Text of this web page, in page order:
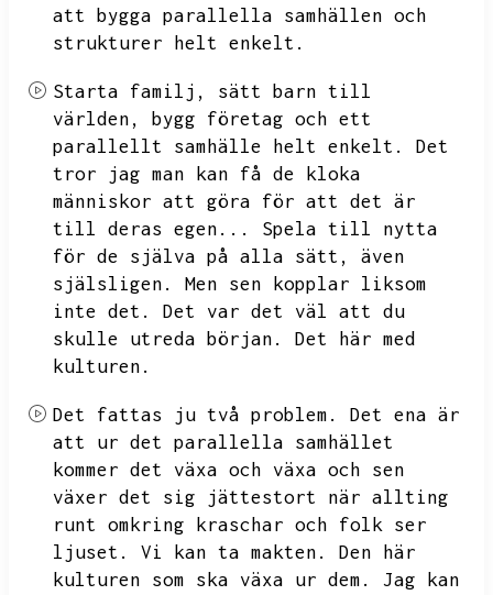
att bygga parallella samhällen och
strukturer helt enkelt.
Starta familj,
sätt barn till
världen,
bygg företag och ett
parallellt samhälle helt enkelt.
Det
tror jag man kan få de kloka
människor att göra för att det är
till deras egen...
Spela till nytta
för de själva på alla sätt,
även
själsligen.
Men sen kopplar liksom
inte det.
Det var det väl att du
skulle utreda början.
Det här med
kulturen.
Det fattas ju två problem.
Det ena är
att ur det parallella samhället
kommer det växa och växa och sen
växer det sig jättestort när allting
runt omkring kraschar och folk ser
ljuset.
Vi kan ta makten.
Den här
kulturen som ska växa ur dem.
Jag kan